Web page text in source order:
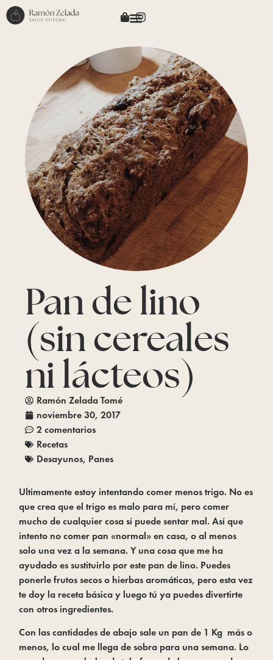
Pan de lino
(sin cereales
ni lácteos)
Ramón Zelada Tomé
noviembre 30, 2017
2 comentarios
Recetas
Desayunos, Panes
Ultimamente estoy intentando comer menos trigo. No es
que crea que el trigo es malo para mí, pero comer
mucho de cualquier cosa sí puede sentar mal. Así que
intento no comer pan «normal» en casa, o al menos
solo una vez a la semana. Y una cosa que me ha
ayudado es sustituirlo por este pan de lino. Puedes
ponerle frutos secos o hierbas aromáticas, pero esta vez
te doy la receta básica y luego tú ya puedes divertirte
con otros ingredientes.
Con las cantidades de abajo sale un pan de 1 Kg  más o
menos, lo cual me llega de sobra para una semana. Lo